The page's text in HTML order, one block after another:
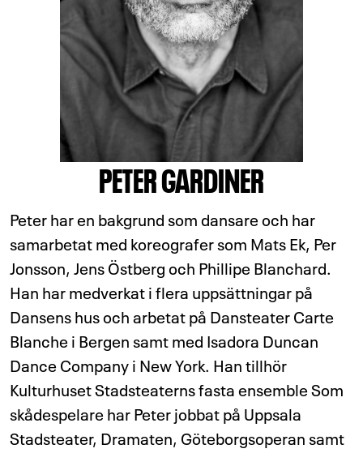
PETER GARDINER
Peter har en bakgrund som dansare och har
samarbetat med koreografer som Mats Ek, Per
Jonsson, Jens Östberg och Phillipe Blanchard.
Han har medverkat i flera uppsättningar på
Dansens hus och arbetat på Dansteater Carte
Blanche i Bergen samt med Isadora Duncan
Dance Company i New York. Han tillhör
Kulturhuset Stadsteaterns fasta ensemble Som
skådespelare har Peter jobbat på Uppsala
Stadsteater, Dramaten, Göteborgsoperan samt